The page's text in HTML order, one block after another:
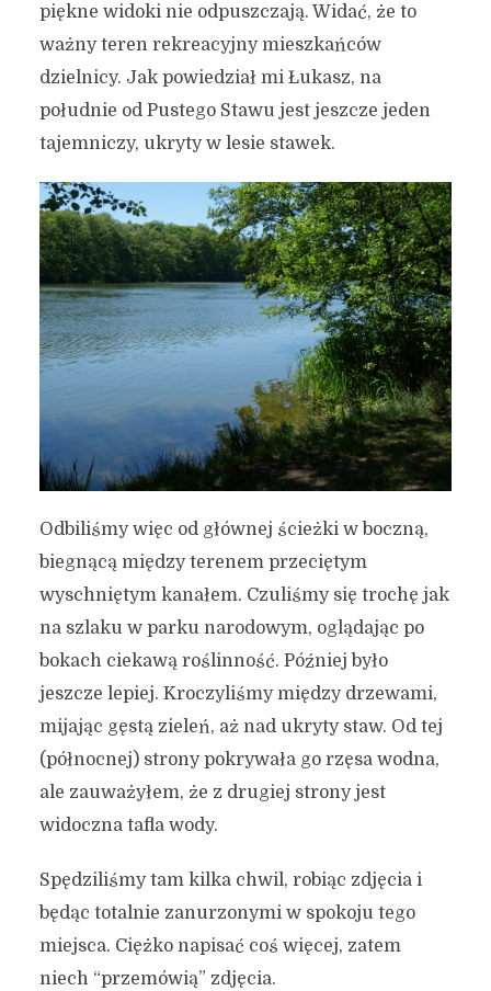
piękne widoki nie odpuszczają. Widać, że to
ważny teren rekreacyjny mieszkańców
dzielnicy. Jak powiedział mi Łukasz, na
południe od Pustego Stawu jest jeszcze jeden
tajemniczy, ukryty w lesie stawek.
Odbiliśmy więc od głównej ścieżki w boczną,
biegnącą między terenem przeciętym
wyschniętym kanałem. Czuliśmy się trochę jak
na szlaku w parku narodowym, oglądając po
bokach ciekawą roślinność. Później było
jeszcze lepiej. Kroczyliśmy między drzewami,
mijając gęstą zieleń, aż nad ukryty staw. Od tej
(północnej) strony pokrywała go rzęsa wodna,
ale zauważyłem, że z drugiej strony jest
widoczna tafla wody.
Spędziliśmy tam kilka chwil, robiąc zdjęcia i
będąc totalnie zanurzonymi w spokoju tego
miejsca. Ciężko napisać coś więcej, zatem
niech “przemówią” zdjęcia.